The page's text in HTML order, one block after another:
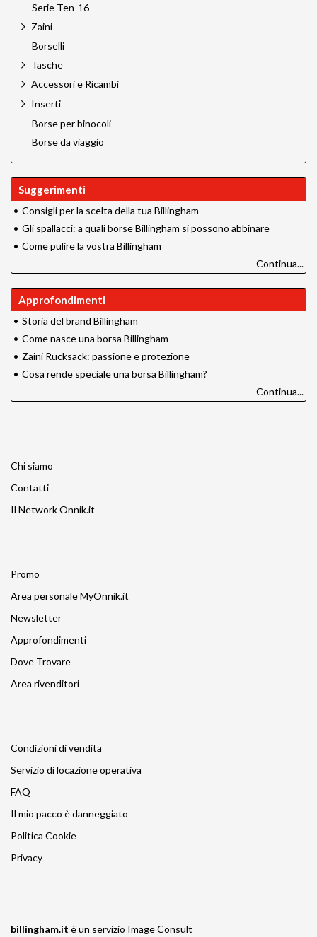
Serie Ten-16
Zaini
Borselli
Tasche
Accessori e Ricambi
Inserti
Borse per binocoli
Borse da viaggio
Suggerimenti
• Consigli per la scelta della tua Billingham
• Gli spallacci: a quali borse Billingham si possono abbinare
• Come pulire la vostra Billingham
Continua...
Approfondimenti
• Storia del brand Billingham
• Come nasce una borsa Billingham
• Zaini Rucksack: passione e protezione
• Cosa rende speciale una borsa Billingham?
Continua...
Chi siamo
Contatti
Il Network Onnik.it
Promo
Area personale MyOnnik.it
Newsletter
Approfondimenti
Dove Trovare
Area rivenditori
Condizioni di vendita
Servizio di locazione operativa
FAQ
Il mio pacco è danneggiato
Politica Cookie
Privacy
billingham.it è un servizio Image Consult